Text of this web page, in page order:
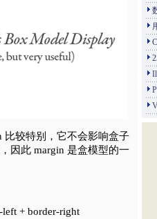
比较特别，它不会影响盒子
因此 margin 是盒模型的一
+ border-right